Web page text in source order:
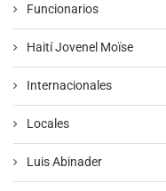
Funcionarios
Haití Jovenel Moïse
Internacionales
Locales
Luis Abinader